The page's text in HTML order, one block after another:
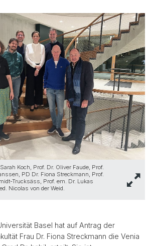
Koch, Prof. Dr. Oliver Faude, Prof.
PD Dr. Fiona Streckmann, Prof.
Trucksäss, Prof. em. Dr. Lukas
Nicolas von der Weid.
Basel hat auf Antrag der
Frau Dr. Fiona Streckmann die Venia